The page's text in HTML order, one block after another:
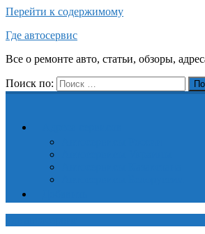
Перейти к содержимому
Где автосервис
Все о ремонте авто, статьи, обзоры,
Поиск по: